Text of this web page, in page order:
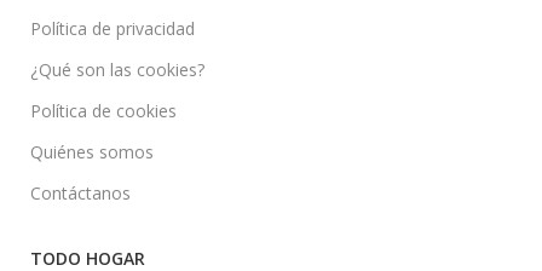
Política de privacidad
¿Qué son las cookies?
Política de cookies
Quiénes somos
Contáctanos
TODO HOGAR